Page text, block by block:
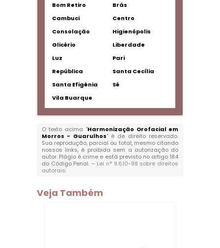
Bom Retiro
Brás
Cambuci
Centro
Consolação
Higienópolis
Glicério
Liberdade
Luz
Pari
República
Santa Cecília
Santa Efigênia
Sé
Vila Buarque
O texto acima "Harmonização Orofacial em
Morros - Guarulhos" é de direito reservado.
Sua reprodução, parcial ou total, mesmo citando
nossos links, é proibida sem a autorização do
autor. Plágio é crime e está previsto no artigo 184
do Código Penal. – Lei n° 9.610-98 sobre direitos
autorais.
Veja Também